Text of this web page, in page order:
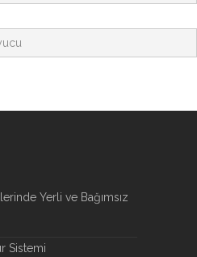
Yerli ve Bağımsız
Sistemi